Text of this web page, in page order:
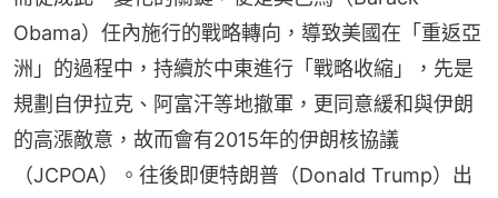
Obama）任內施行的戰略轉向，導致美國在「重返亞
洲」的過程中，持續於中東進行「戰略收縮」，先是
規劃自伊拉克、阿富汗等地撤軍，更同意緩和與伊朗
的高漲敵意，故而會有2015年的伊朗核協議
（JCPOA）。往後即便特朗普（Donald Trump）出